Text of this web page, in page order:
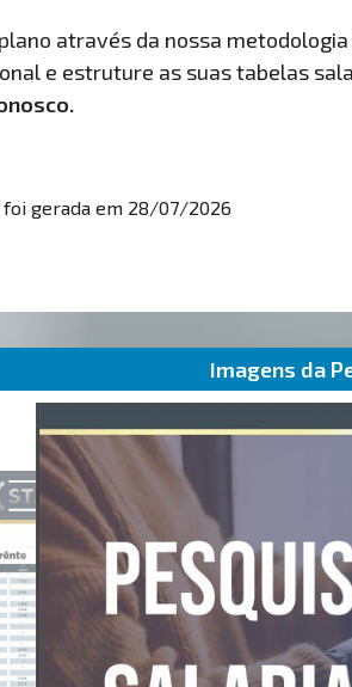
através da nossa
e estruture as suas tabelas
foi gerada em 28/07/2026
Imagens da